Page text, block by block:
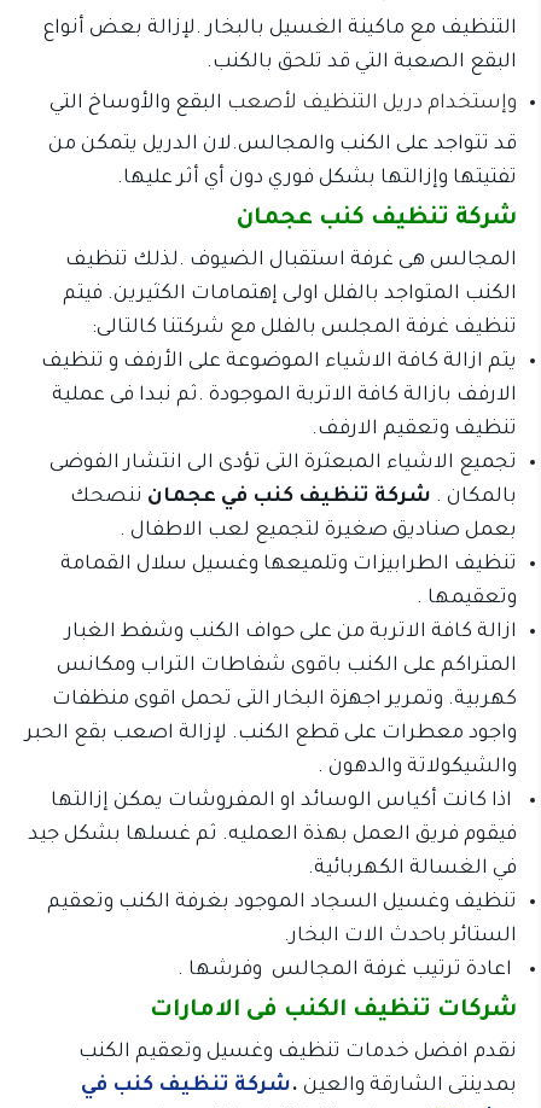
التنظيف مع ماكينة الغسيل بالبخار .لإزالة بعض أنواع
البقع الصعبة التي قد تلحق بالكنب.
وإستخدام دريل التنظيف لأصعب البقع والأوساخ التي
قد تتواجد على الكنب والمجالس.لان الدريل يتمكن من
تفتيتها وإزالتها بشكل فوري دون أي أثر عليها.
شركة تنظيف كنب عجمان
المجالس هى غرفة استقبال الضيوف .لذلك تنظيف
الكنب المتواجد بالفلل اولى إهتمامات الكثيرين. فيتم
تنظيف غرفة المجلس بالفلل مع شركتنا كالتالى:
يتم ازالة كافة الاشياء الموضوعة على الأرفف و تنظيف
الارفف بازالة كافة الاتربة الموجودة .ثم نبدا فى عملية
تنظيف وتعقيم الارفف.
تجميع الاشياء المبعثرة التى تؤدى الى انتشار الفوضى
بالمكان . شركة تنظيف كنب في عجمان ننصحك
بعمل صناديق صغيرة لتجميع لعب الاطفال .
تنظيف الطرابيزات وتلميعها وغسيل سلال القمامة
وتعقيمها .
ازالة كافة الاتربة من على حواف الكنب وشفط الغبار
المتراكم على الكنب باقوى شفاطات التراب ومكانس
كهربية. وتمرير اجهزة البخار التى تحمل اقوى منظفات
واجود معطرات على قطع الكنب. لإزالة اصعب بقع الحبر
والشيكولاتة والدهون .
اذا كانت أكياس الوسائد او المفروشات يمكن إزالتها
فيقوم فريق العمل بهذة العمليه. ثم غسلها بشكل جيد
في الغسالة الكهربائية.
تنظيف وغسيل السجاد الموجود بغرفة الكنب وتعقيم
الستائر باحدث الات البخار.
اعادة ترتيب غرفة المجالس وفرشها .
شركات تنظيف الكنب فى الامارات
نقدم افضل خدمات تنظيف وغسيل وتعقيم الكنب
بمدينتى الشارقة والعين .شركة تنظيف كنب في